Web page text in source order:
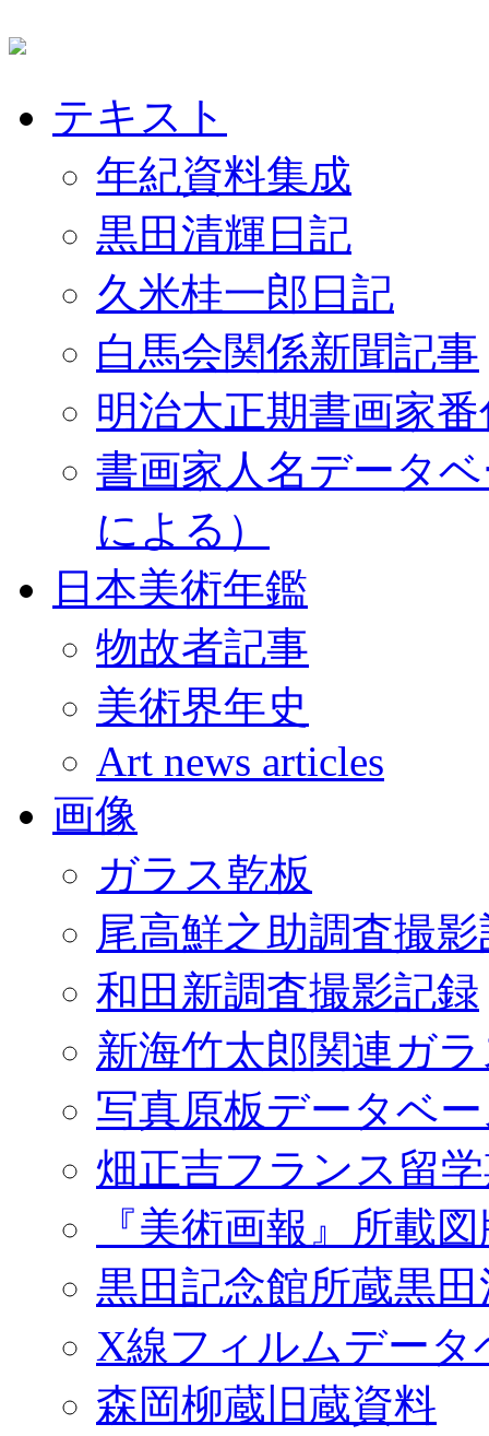
テキスト
年紀資料集成
黒田清輝日記
久米桂一郎日記
白馬会関係新聞記事
明治大正期書画家
書画家人名データ
による）
日本美術年鑑
物故者記事
美術界年史
Art news articles
画像
ガラス乾板
尾高鮮之助調査撮
和田新調査撮影記録
新海竹太郎関連ガ
写真原板データベ
畑正吉フランス留
『美術画報』所載
黒田記念館所蔵黒
X線フィルムデータ
森岡柳蔵旧蔵資料